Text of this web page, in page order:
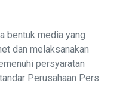
bentuk media yang
dan melaksanakan
persyaratan
Perusahaan Pers